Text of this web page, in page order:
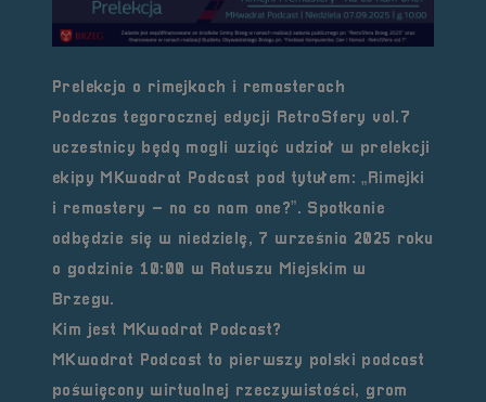
Prelekcja o rimejkach i remasterach
Podczas tegorocznej edycji RetroSfery vol.7
uczestnicy będą mogli wziąć udział w prelekcji
ekipy MKwadrat Podcast pod tytułem:„Rimejki
i remastery – na co nam one?”. Spotkanie
odbędzie się w niedzielę, 7 września 2025 roku
o godzinie 10:00 w Ratuszu Miejskim w
Brzegu.
Kim jest MKwadrat Podcast?
MKwadrat Podcast to pierwszy polski podcast
poświęcony wirtualnej rzeczywistości, grom